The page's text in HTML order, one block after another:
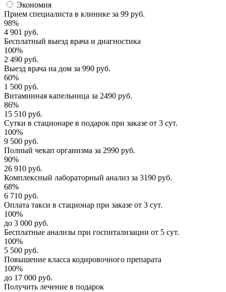
Экономия
Прием специалиста в клинике за 99 руб.
98%
4 901 руб.
Бесплатный выезд врача и диагностика
100%
2 490 руб.
Выезд врача на дом за 990 руб.
60%
1 500 руб.
Витаминная капельница за 2490 руб.
86%
15 510 руб.
Сутки в стационаре в подарок при заказе от 3 сут.
100%
9 500 руб.
Полный чекап организма за 2990 руб.
90%
26 910 руб.
Комплексный лабораторный анализ за 3190 руб.
68%
6 710 руб.
Оплата такси в стационар при заказе от 3 сут.
100%
до 3 000 руб.
Бесплатные анализы при госпитализации от 5 сут.
100%
5 500 руб.
Повышение класса кодировочного препарата
100%
до 17 000 руб.
Получить лечение в подарок